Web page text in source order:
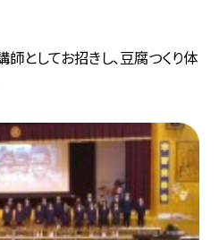
としてお招きし、豆腐つくり体